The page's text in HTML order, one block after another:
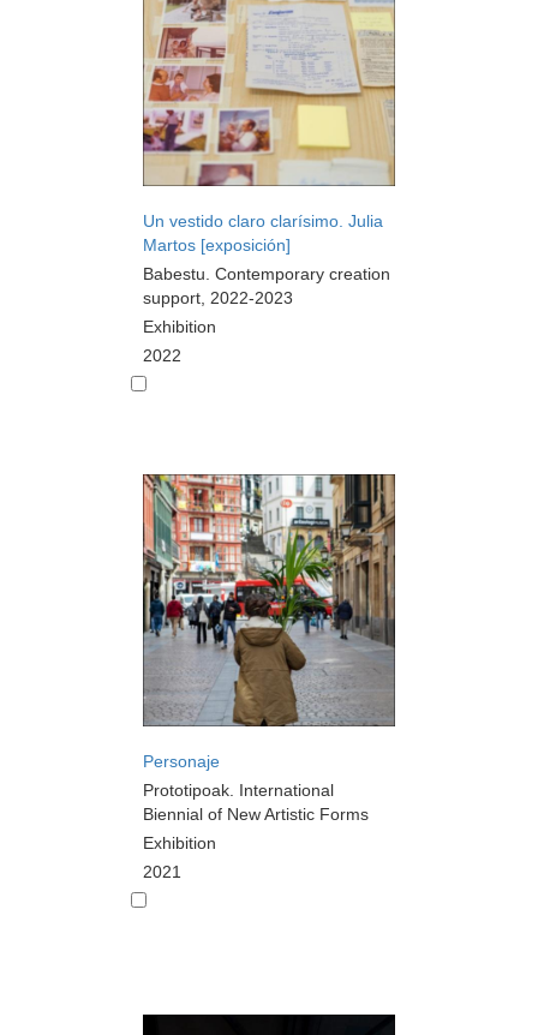
Un vestido claro clarísimo. Julia
Martos [exposición]
Babestu. Contemporary creation
support, 2022-2023
Exhibition
2022
Personaje
Prototipoak. International
Biennial of New Artistic Forms
Exhibition
2021